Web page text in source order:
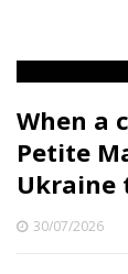
When a
Petite
Ukraine
30/07/2026